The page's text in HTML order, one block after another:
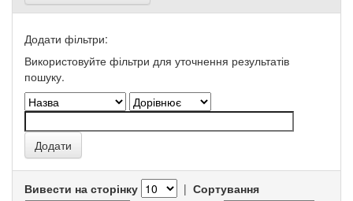
Додати фільтри:
Використовуйте фільтри для уточнення результатів
пошуку.
Вивести на сторінку | Сортування